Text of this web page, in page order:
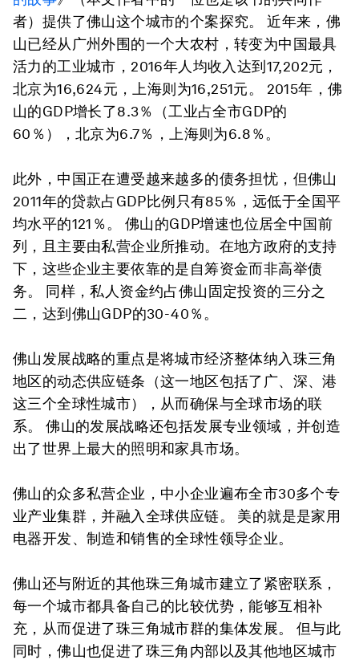
者）提供了佛山这个城市的个案探究。 近年来，佛
山已经从广州外围的一个大农村，转变为中国最具
活力的工业城市，2016年人均收入达到17,202元，
北京为16,624元，上海则为16,251元。 2015年，佛
山的GDP增长了8.3％（工业占全市GDP的
60％），北京为6.7％，上海则为6.8％。
此外，中国正在遭受越来越多的债务担忧，但佛山
2011年的贷款占GDP比例只有85％，远低于全国平
均水平的121％。 佛山的GDP增速也位居全中国前
列，且主要由私营企业所推动。在地方政府的支持
下，这些企业主要依靠的是自筹资金而非高举债
务。 同样，私人资金约占佛山固定投资的三分之
二，达到佛山GDP的30-40％。
佛山发展战略的重点是将城市经济整体纳入珠三角
地区的动态供应链条（这一地区包括了广、深、港
这三个全球性城市），从而确保与全球市场的联
系。 佛山的发展战略还包括发展专业领域，并创造
出了世界上最大的照明和家具市场。
佛山的众多私营企业，中小企业遍布全市30多个专
业产业集群，并融入全球供应链。 美的就是是家用
电器开发、制造和销售的全球性领导企业。
佛山还与附近的其他珠三角城市建立了紧密联系，
每一个城市都具备自己的比较优势，能够互相补
充，从而促进了珠三角城市群的集体发展。 但与此
同时，佛山也促进了珠三角内部以及其他地区城市